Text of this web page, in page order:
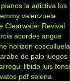
la adictiva los
valenzuela
Clearwater Revival
acordes angus
horizon cosculluela
de palo juegos
libido luis fonsi
pdf selena